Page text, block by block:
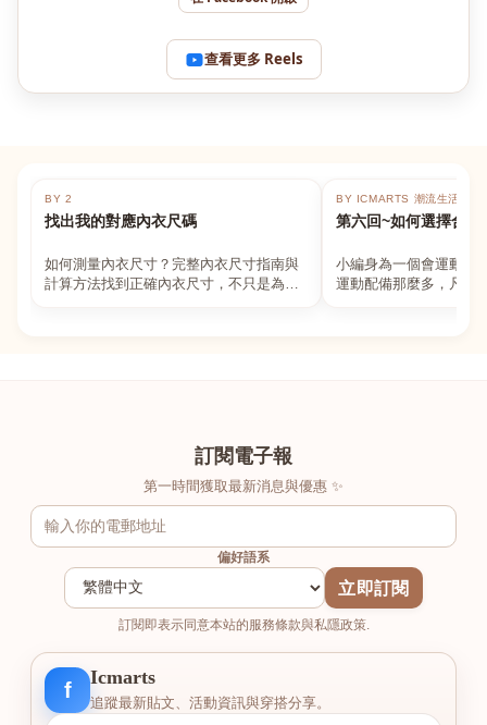
查看更多 Reels
BY 2
找出我的對應內衣尺碼
如何測量內衣尺寸？完整內衣尺寸指南與
計算方法找到正確內衣尺寸，不只是為了
BY ICMARTS 潮流生活百貨
第六回~如何選擇合適
小編身為一個會運動的
運動配備那麼多，凡舉
訂閱電子報
第一時間獲取最新消息與優惠 ✨
偏好語系
立即訂閱
訂閱即表示同意本站的服務條款與私隱政策.
f
Icmarts
追蹤最新貼文、活動資訊與穿搭分享。